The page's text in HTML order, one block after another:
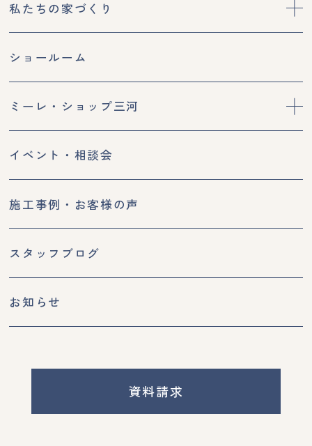
私たちの家づくり
ショールーム
ミーレ・ショップ三河
イベント・相談会
施工事例・お客様の声
スタッフブログ
お知らせ
資料請求